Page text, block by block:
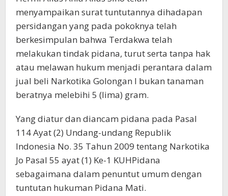
menyampaikan surat tuntutannya dihadapan
persidangan yang pada pokoknya telah
berkesimpulan bahwa Terdakwa telah
melakukan tindak pidana, turut serta tanpa hak
atau melawan hukum menjadi perantara dalam
jual beli Narkotika Golongan I bukan tanaman
beratnya melebihi 5 (lima) gram.
Yang diatur dan diancam pidana pada Pasal
114 Ayat (2) Undang-undang Republik
Indonesia No. 35 Tahun 2009 tentang Narkotika
Jo Pasal 55 ayat (1) Ke-1 KUHPidana
sebagaimana dalam penuntut umum dengan
tuntutan hukuman Pidana Mati.